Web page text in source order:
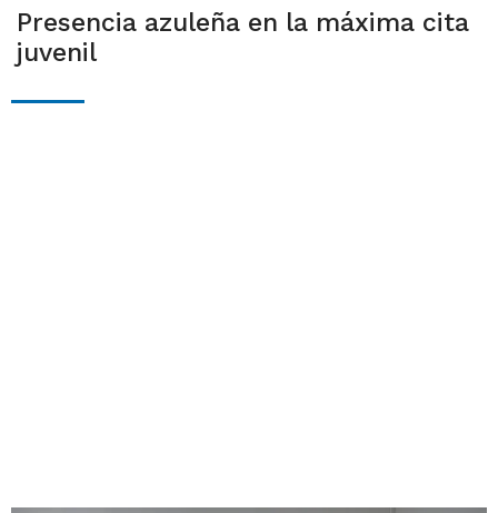
Presencia azuleña en la máxima cita
juvenil